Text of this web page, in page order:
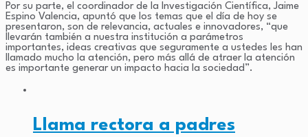
Por su parte, el coordinador de la Investigación Científica, Jaime
Espino Valencia, apuntó que los temas que el día de hoy se
presentaron, son de relevancia, actuales e innovadores, “que
llevarán también a nuestra institución a parámetros
importantes, ideas creativas que seguramente a ustedes les han
llamado mucho la atención, pero más allá de atraer la atención
es importante generar un impacto hacia la sociedad”.
Llama rectora a padres